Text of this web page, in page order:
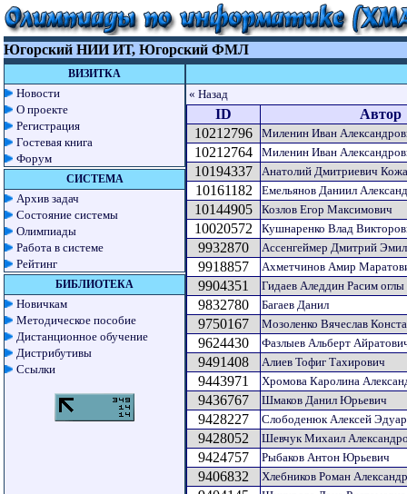
Югорский НИИ ИТ, Югорский ФМЛ
ВИЗИТКА
Новости
О проекте
Регистрация
Гостевая книга
Форум
СИСТЕМА
Архив задач
Состояние системы
Олимпиады
Работа в системе
Рейтинг
БИБЛИОТЕКА
Новичкам
Методическое пособие
Дистанционное обучение
Дистрибутивы
Ссылки
« Назад
ID
Автор
10212796
Миленин Иван
10212764 Миленин Иван
10194337 Анатолий Дмитриевич
10161182 Емельянов Даниил
10144905 Козлов Егор Максимович
10020572 Кушнаренко Влад
9932870 Ассенгеймер Дмитрий
9918857 Ахметчинов Амир
9904351 Гидаев Аледдин Расим оглы
9832780 Багаев Данил
9750167 Мозоленко Вячеслав
9624430 Фазлыев Альберт
9491408 Алиев Тофиг Тахирович
9443971 Хромова Каролина
9436767 Шмаков Данил Юрьевич
9428227 Слободенюк Алексей
9428052 Шевчук Михаил
9424757 Рыбаков Антон Юрьевич
9406832 Хлебников Роман